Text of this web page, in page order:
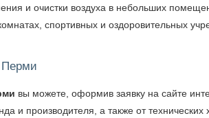
и очистки воздуха в небольших
спортивных и оздоровительных
Перми
вы можете, оформив заявку на сайте
и производителя, а также от